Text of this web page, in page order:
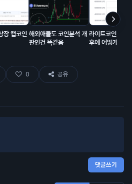
장 캡코인 해외애들도 코인분석 개
판인건 똑같음
라이트코인
후에 어떻게 될
0 공유
댓글쓰기